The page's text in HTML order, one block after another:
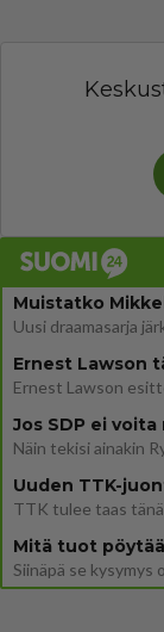
Muistatko
Mitä tuot